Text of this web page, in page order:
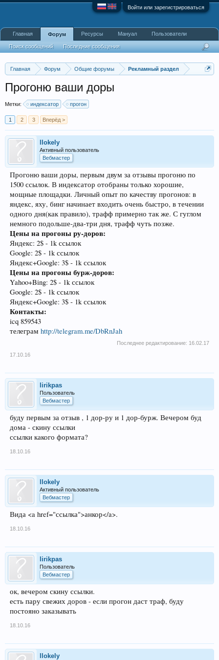
Войти или зарегистрироваться
Главная Форум Общие форумы Рекламный раздел
Прогоню ваши доры
Метки: индексатор прогон
1 2 3 Вперёд >
llokely
Активный пользователь
Вебмастер
Прогоню ваши доры, первым двум за отзывы прогоню по
1500 ссылок. В индексатор отобраны только хорошие,
мощные площадки. Личный опыт по качеству прогонов: в
яндекс, яху, бинг начинает входить очень быстро, в течении
одного дня(как правило), трафф примерно так же. С гуглом
немного подольше-два-три дня, трафф чуть позже.
Цены на прогоны ру-доров:
Яндекс: 2$ - 1k ссылок
Google: 2$ - 1k ссылок
Яндекс+Google: 3$ - 1k ссылок
Цены на прогоны бурж-доров:
Yahoo+Bing: 2$ - 1k ссылок
Google: 2$ - 1k ссылок
Яндекс+Google: 3$ - 1k ссылок
Контакты:
icq 859543
телеграм http://telegram.me/DbRnJah
Последнее редактирование: 16.02.17
17.10.16
lirikpas
Пользователь
Вебмастер
буду первым за отзыв , 1 дор-ру и 1 дор-бурж. Вечером буд
дома - скину ссылки
ссылки какого формата?
18.10.16
llokely
Активный пользователь
Вебмастер
Вида <a href="ссылка">анкор</a>.
18.10.16
lirikpas
Пользователь
Вебмастер
ок, вечером скину ссылки.
есть пару свежих доров - если прогон даст траф, буду
постояно заказывать
18.10.16
llokely
Главная Форум
Поиск сообщений Последние сообщения
Ресурсы Мануал Пользователи